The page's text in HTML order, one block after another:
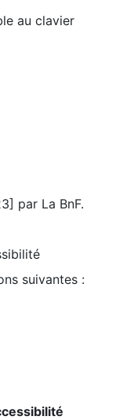
au clavier
par La BnF.
suivantes :